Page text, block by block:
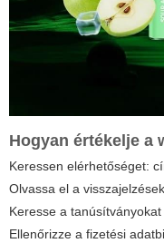
Hogyan értékelje a
Keressen elérhetőséget:
Olvassa el a
Keresse a
Ellenőrizze a fizetési